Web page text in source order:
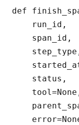
def
    run_id,
    span_id,
    status,